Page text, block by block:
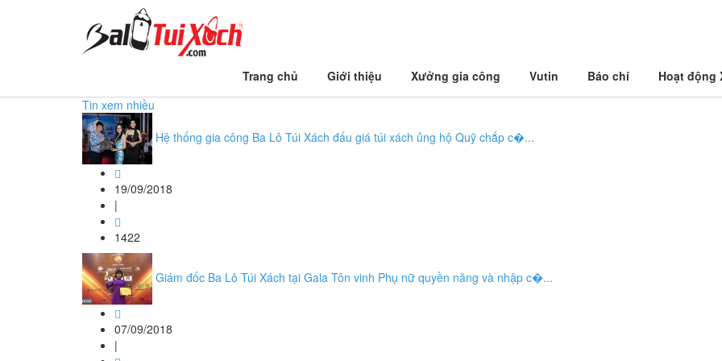
Trang chủ Giới thiệu Xưởng gia công Vutin Báo chí Hoạt động
Tin xem nhiều
Hệ thống gia công Ba Lô Túi Xách đấu giá túi xách ủng hộ Quỹ chắp c�...
19/09/2018
|
1422
Giám đốc Ba Lô Túi Xách tại Gala Tôn vinh Phụ nữ quyền năng và nhập c�...
07/09/2018
|